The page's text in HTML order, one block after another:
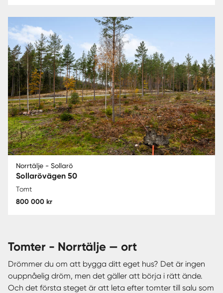
Norrtälje - Sollarö
Sollarövägen 50
Tomt
800 000 kr
tomter - Norrtälje — ort
Drömmer du om att bygga ditt eget hus? Det är ingen
ouppnåelig dröm, men det gäller att börja i rätt ände.
Och det första steget är att leta efter tomter till salu som